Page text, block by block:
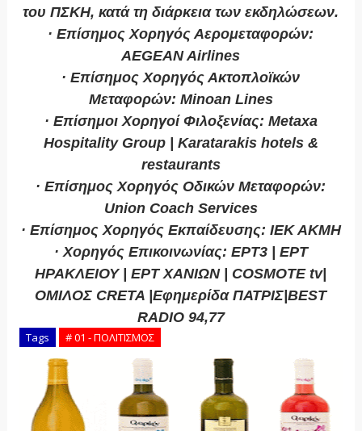
του ΠΣΚΗ, κατά τη διάρκεια των εκδηλώσεων.
· Επίσημος Χορηγός Αερομεταφορών:
AEGEAN Airlines
· Επίσημος Χορηγός Ακτοπλοϊκών
Μεταφορών: Minoan Lines
· Επίσημοι Χορηγοί Φιλοξενίας: Metaxa
Hospitality Group | Karatarakis hotels &
restaurants
· Επίσημος Χορηγός Οδικών Μεταφορών:
Union Coach Services
· Επίσημος Χορηγός Εκπαίδευσης: ΙΕΚ ΑΚΜΗ
· Χορηγός Επικοινωνίας: ΕΡΤ3 | ΕΡΤ
ΗΡΑΚΛΕΙΟΥ | ΕΡΤ ΧΑΝΙΩΝ | COSMOTE tv|
ΟΜΙΛΟΣ CRETA |Εφημερίδα ΠΑΤΡΙΣ|BEST
RADIO 94,77
Tags # 01 - ΠΟΛΙΤΙΣΜΟΣ